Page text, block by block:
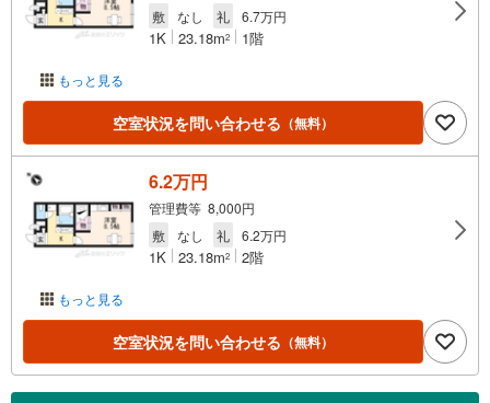
もっと見る
敷
なし 礼 6.7万円
1K 23.18m2 1階
空室状況を問い合わせる （無料）
もっと見る
6.2万円
管理費等 8,000円
敷
なし 礼 6.2万円
1K 23.18m2 2階
空室状況を問い合わせる （無料）